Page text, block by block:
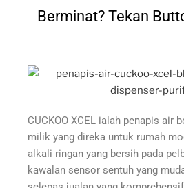
Berminat? Tekan
CUCKOO XCEL ialah penapis air
milik yang direka untuk rumah
alkali ringan yang bersih pada
kawalan sensor sentuh yang